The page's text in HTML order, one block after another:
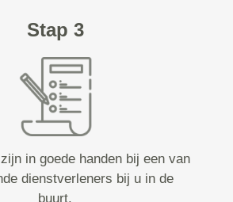
Stap 3
in goede handen bij een van
dienstverleners bij u in de
buurt.